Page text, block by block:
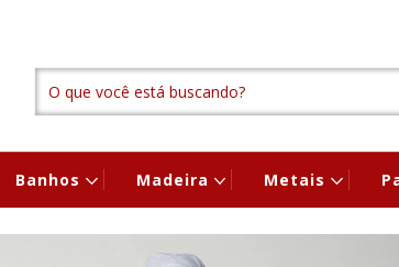
Banhos Madeira Metais